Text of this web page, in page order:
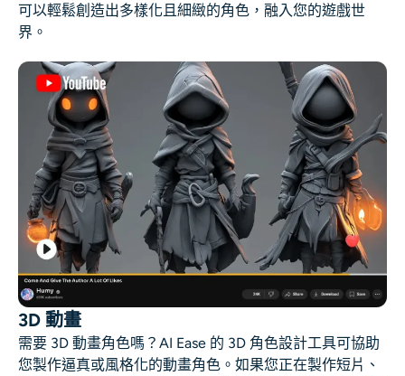
可以輕鬆創造出多樣化且細緻的角色，融入您的遊戲世
界。
3D 動畫
需要 3D 動畫角色嗎？AI Ease 的 3D 角色設計工具可協助
您製作逼真或風格化的動畫角色。如果您正在製作短片、